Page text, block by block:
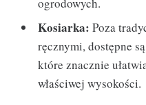
Kosiarka: Poza
ręcznymi, dostępne
które znacznie
właściwej wysokości.